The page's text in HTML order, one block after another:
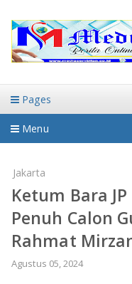
Pages
Menu
DAERAH
NASIONAL
DAERAH
HUKUM-KRIMINAL
PENDIDIKAN
Jakarta
Ketum Bara
Penuh Calon
Rahmat
Agustus 05, 2024